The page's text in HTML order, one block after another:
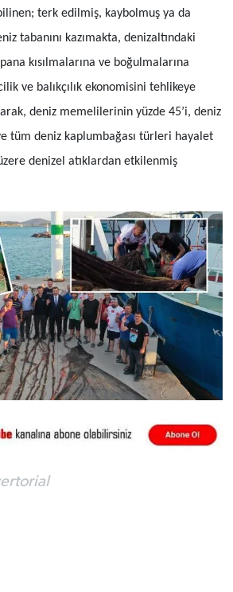
terk edilmiş, kaybolmuş ya da
tabanını kazımakta, denizaltındaki
kısılmalarına ve boğulmalarına
ve balıkçılık ekonomisini tehlikeye
deniz memelilerinin yüzde 45’i, deniz
tüm deniz kaplumbağası türleri hayalet
denizel atıklardan etkilenmiş